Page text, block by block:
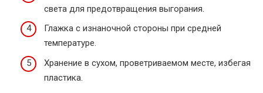
света для предотвращения выгорания.
Глажка с изнаночной стороны при средней
температуре.
Хранение в сухом, проветриваемом месте, избегая
пластика.